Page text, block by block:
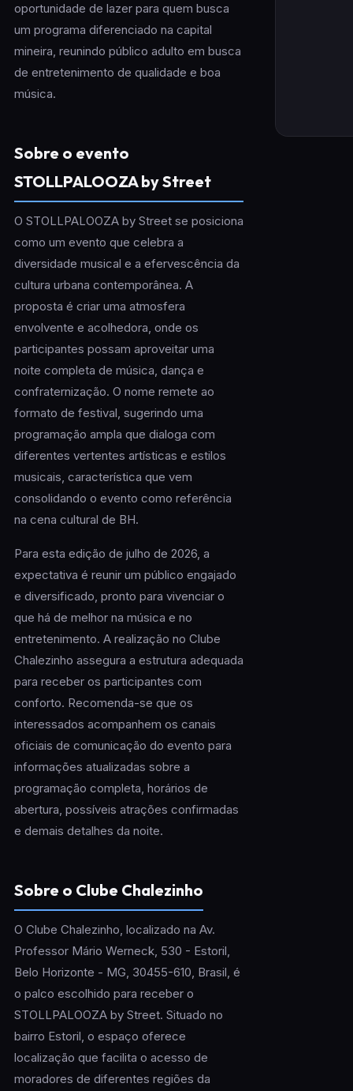
oportunidade de lazer para quem busca
um programa diferenciado na capital
mineira, reunindo público adulto em busca
de entretenimento de qualidade e boa
música.
Sobre o evento
STOLLPALOOZA by Street
O STOLLPALOOZA by Street se posiciona
como um evento que celebra a
diversidade musical e a efervescência da
cultura urbana contemporânea. A
proposta é criar uma atmosfera
envolvente e acolhedora, onde os
participantes possam aproveitar uma
noite completa de música, dança e
confraternização. O nome remete ao
formato de festival, sugerindo uma
programação ampla que dialoga com
diferentes vertentes artísticas e estilos
musicais, característica que vem
consolidando o evento como referência
na cena cultural de BH.
Para esta edição de julho de 2026, a
expectativa é reunir um público engajado
e diversificado, pronto para vivenciar o
que há de melhor na música e no
entretenimento. A realização no Clube
Chalezinho assegura a estrutura adequada
para receber os participantes com
conforto. Recomenda-se que os
interessados acompanhem os canais
oficiais de comunicação do evento para
informações atualizadas sobre a
programação completa, horários de
abertura, possíveis atrações confirmadas
e demais detalhes da noite.
Sobre o Clube Chalezinho
O Clube Chalezinho, localizado na Av.
Professor Mário Werneck, 530 - Estoril,
Belo Horizonte - MG, 30455-610, Brasil, é
o palco escolhido para receber o
STOLLPALOOZA by Street. Situado no
bairro Estoril, o espaço oferece
localização que facilita o acesso de
moradores de diferentes regiões da